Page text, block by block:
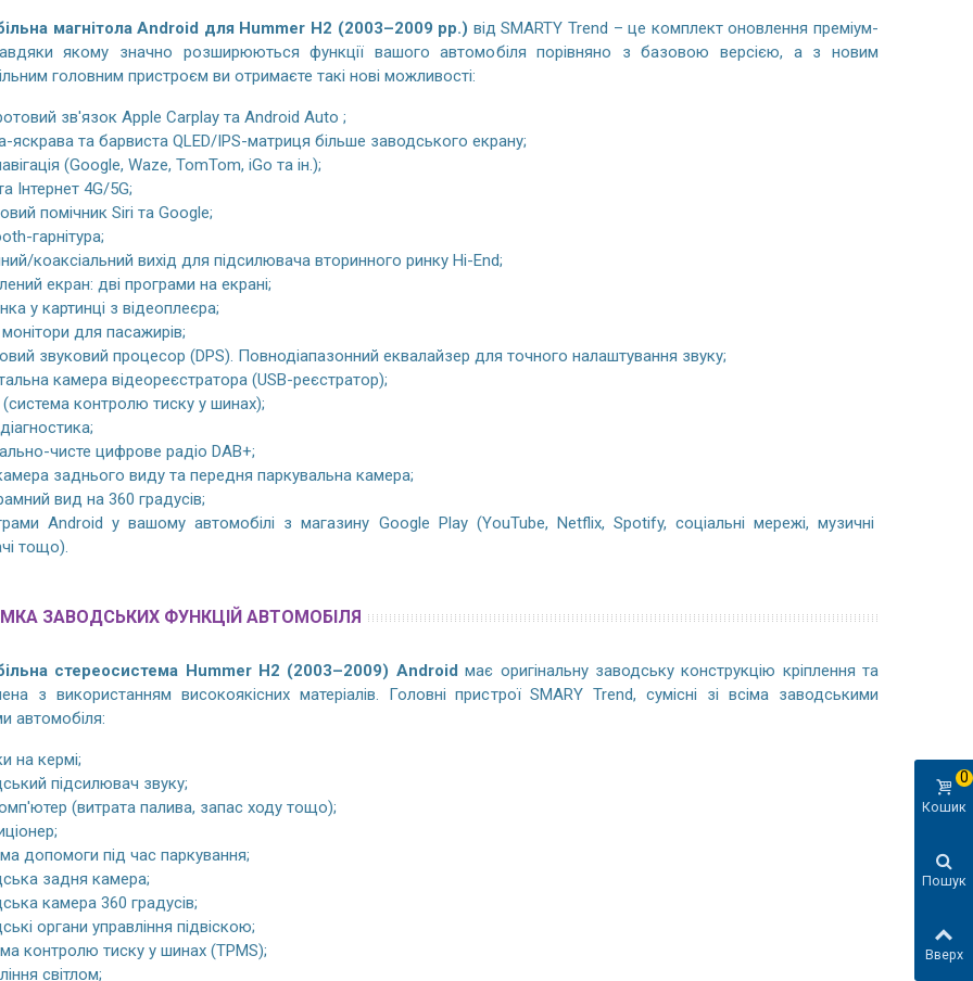
магнітола Android для Hummer H2 (2003–2009 рр.) від SMARTY Trend – це комплект оновлення преміум-
якому значно розширюються функції вашого автомобіля порівняно з базовою версією, а з новим
головним пристроєм ви отримаєте такі нові можливості:
зв'язок Apple Carplay та Android Auto ;
яскрава та барвиста QLED/IPS-матриця більше заводського екрану;
(Google, Waze, TomTom, iGo та ін.);
Інтернет 4G/5G;
помічник Siri та Google;
гарнітура;
коаксіальний вихід для підсилювача вторинного ринку Hi-End;
екран: дві програми на екрані;
у картинці з відеоплеєра;
для пасажирів;
звуковий процесор (DPS). Повнодіапазонний еквалайзер для точного налаштування звуку;
камера відеореєстратора (USB-реєстратор);
(система контролю тиску у шинах);
чисте цифрове радіо DAB+;
заднього виду та передня паркувальна камера;
вид на 360 градусів;
Android у вашому автомобілі з магазину Google Play (YouTube, Netflix, Spotify, соціальні мережі, музичні
тощо).
ЗАВОДСЬКИХ ФУНКЦІЙ АВТОМОБІЛЯ
стереосистема Hummer H2 (2003–2009) Android має оригінальну заводську конструкцію кріплення та
з використанням високоякісних матеріалів. Головні пристрої SMARY Trend, сумісні зі всіма заводськими
автомобіля:
на кермі;
підсилювач звуку;
(витрата палива, запас ходу тощо);
допомоги під час паркування;
задня камера;
камера 360 градусів;
органи управління підвіскою;
контролю тиску у шинах (TPMS);
світлом;
Кошик
0
Пошук
Вверх